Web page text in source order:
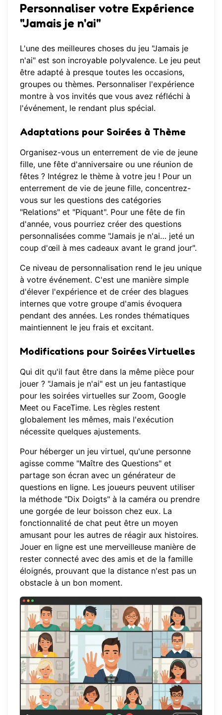
Personnaliser votre Expérience
"Jamais je n'ai"
L'une des meilleures choses du jeu "Jamais je
n'ai" est son incroyable polyvalence. Le jeu peut
être adapté à presque toutes les occasions,
groupes ou thèmes. Personnaliser l'expérience
montre à vos invités que vous avez réfléchi à
l'événement, le rendant plus spécial.
Adaptations pour Soirées à Thème
Organisez-vous un enterrement de vie de jeune
fille, une fête d'anniversaire ou une réunion de
fêtes ? Intégrez le thème à votre jeu ! Pour un
enterrement de vie de jeune fille, concentrez-
vous sur les questions des catégories
"Relations" et "Piquant". Pour une fête de fin
d'année, vous pourriez créer des questions
personnalisées comme "Jamais je n'ai… jeté un
coup d'œil à mes cadeaux avant le grand jour".
Ce niveau de personnalisation rend le jeu unique
à votre événement. C'est une manière simple
d'élever l'expérience et de créer des blagues
internes que votre groupe d'amis évoquera
pendant des années. Les rondes thématiques
maintiennent le jeu frais et excitant.
Modifications pour Soirées Virtuelles
Qui dit qu'il faut être dans la même pièce pour
jouer ? "Jamais je n'ai" est un jeu fantastique
pour les soirées virtuelles sur Zoom, Google
Meet ou FaceTime. Les règles restent
globalement les mêmes, mais l'exécution
nécessite quelques ajustements.
Pour héberger un jeu virtuel, qu'une personne
agisse comme "Maître des Questions" et
partage son écran avec un générateur de
questions en ligne. Les joueurs peuvent utiliser
la méthode "Dix Doigts" à la caméra ou prendre
une gorgée de leur boisson chez eux. La
fonctionnalité de chat peut être un moyen
amusant pour les autres de réagir aux histoires.
Jouer en ligne est une merveilleuse manière de
rester connecté avec des amis et de la famille
éloignés, prouvant que la distance n'est pas un
obstacle à un bon moment.